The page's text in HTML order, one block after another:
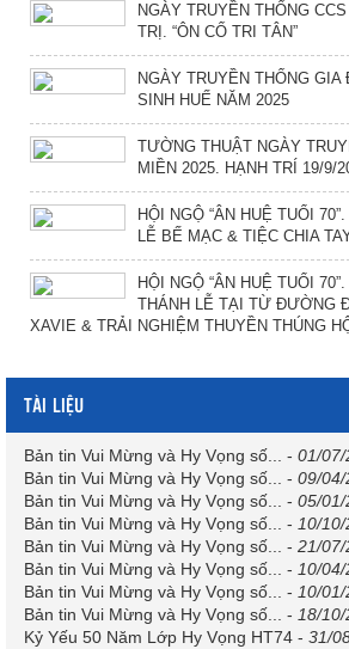
NGÀY TRUYỀN THỐNG
TRỊ. “ÔN CỐ TRI TÂN”
NGÀY TRUYỀN THỐNG GIA
SINH HUẾ NĂM 2025
TƯỜNG THUẬT NGÀY
MIỀN 2025. HẠNH TRÍ 19/9/
HỘI NGỘ “ÂN HUỆ TUỔI
LỄ BẾ MẠC & TIỆC CHIA
HỘI NGỘ “ÂN HUỆ TUỔI
THÁNH LỄ TẠI TỪ ĐƯỜNG
XAVIE & TRẢI NGHIỆM THUYỀN THÚNG
TÀI LIỆU
Bản tin Vui Mừng và Hy Vọng số... - 01/07/
Bản tin Vui Mừng và Hy Vọng số... - 09/04/
Bản tin Vui Mừng và Hy Vọng số... - 05/01/
Bản tin Vui Mừng và Hy Vọng số... - 10/10/
Bản tin Vui Mừng và Hy Vọng số... - 21/07/
Bản tin Vui Mừng và Hy Vọng số... - 10/04/
Bản tin Vui Mừng và Hy Vọng số... - 10/01/
Bản tin Vui Mừng và Hy Vọng số... - 18/10/
Kỷ Yếu 50 Năm Lớp Hy Vọng HT74 - 31/